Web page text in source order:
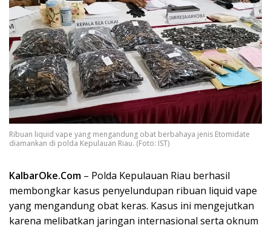
Ribuan liquid vape yang mengandung obat berbahaya jenis Etomidate
diamankan di polda Kepulauan Riau. (Foto: IST)
KalbarOke.Com – Polda Kepulauan Riau berhasil
membongkar kasus penyelundupan ribuan liquid vape
yang mengandung obat keras. Kasus ini mengejutkan
karena melibatkan jaringan internasional serta oknum